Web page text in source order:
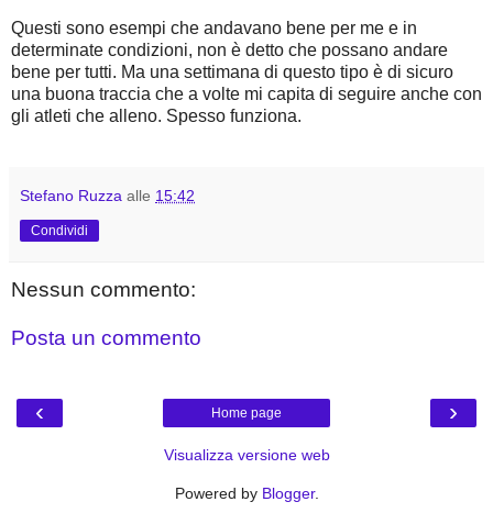
Questi sono esempi che andavano bene per me e in
determinate condizioni, non è detto che possano andare
bene per tutti. Ma una settimana di questo tipo è di sicuro
una buona traccia che a volte mi capita di seguire anche con
gli atleti che alleno. Spesso funziona.
Stefano Ruzza alle 15:42
Condividi
Nessun commento:
Posta un commento
‹ ›
Home page
Visualizza versione web
Powered by Blogger.